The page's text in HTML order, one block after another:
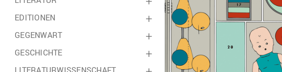
+
EDITIONEN
+
GEGENWART
+
GESCHICHTE